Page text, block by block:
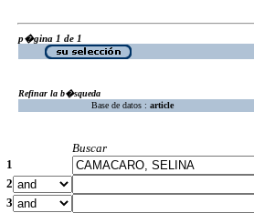
p�gina 1 de 1
Refinar la b�squeda
Base de datos : article
Buscar
1
2
3